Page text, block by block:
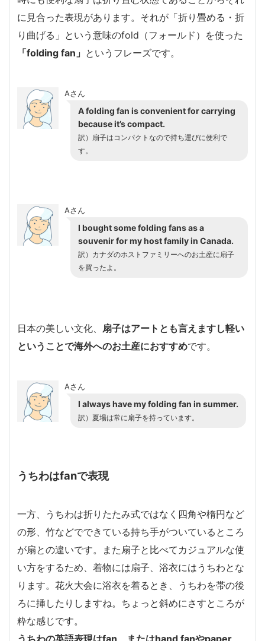
に見合った表現があります。それが「折り畳める・折
り曲げる」という意味のfold（フォールド）を使った
「folding fan」 というフレーズです。
Aさん
A folding fan is convenient for carrying
because it’s compact.
訳）扇子はコンパクトなので持ち運びに便利で
す。
Aさん
I bought some folding fans as a
souvenir for my host family in Canada.
訳）カナダのホストファミリーへのお土産に扇子
を買ったよ。
日本の美しい文化、 扇子はアートとも言えますし軽い
ということで海外へのお土産におすすめです。
Aさん
I always have my folding fan in summer.
訳）夏場は常に扇子を持っています。
うちわはfanで表現
一方、うちわは折りたたみ式ではなく四角や楕円など
の形、竹などでできている持ち手がついているところ
が扇との違いです。また扇子と比べてカジュアルな使
い方をするため、着物には扇子、浴衣にはうちわとな
ります。花火大会に浴衣を着るとき、うちわを帯の後
ろに挿したりしますね。ちょっと斜めにさすところが
粋な感じです。
うちわの英語表現はfan、またはhand fanやpaper